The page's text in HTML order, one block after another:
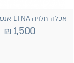
אסלה תלויה ETNA אנטרסייט מט
1,500
₪